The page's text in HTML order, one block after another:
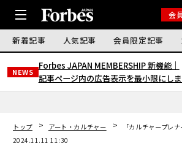
会
新着記事 人気記事 会員限定記事
NEWS
Forbes JAPAN MEMBERSHIP 新機能｜
記事ページ内の広告表示を最小限にし
トップ アート・カルチャー
「カルチャープレ
2024.11.11 11:30